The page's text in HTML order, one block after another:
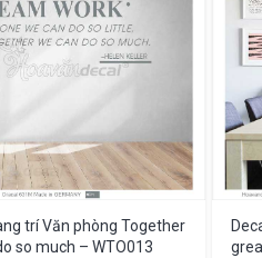
trí Văn phòng Together
so much – WTO013